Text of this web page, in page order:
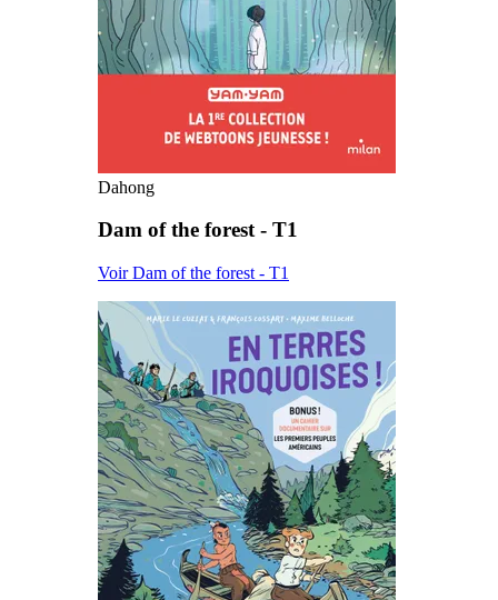
Dahong
Dam of the forest - T1
Voir Dam of the forest - T1